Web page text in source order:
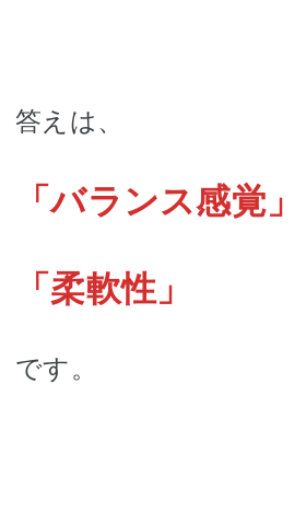
答えは、
「バランス感覚」
「柔軟性」
です。